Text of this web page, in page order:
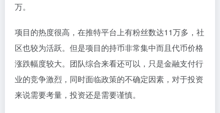
万。
项目的热度很高，在推特平台上有粉丝数达11万多，社
区也较为活跃。但是项目的持币非常集中而且代币价格
涨跌幅度较大。团队综合来看还可以，只是金融支付行
业的竞争激烈，同时面临政策的不确定因素，对于投资
来说需要考量，投资还是需要谨慎。